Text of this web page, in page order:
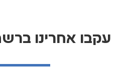
עקבו אחרינו